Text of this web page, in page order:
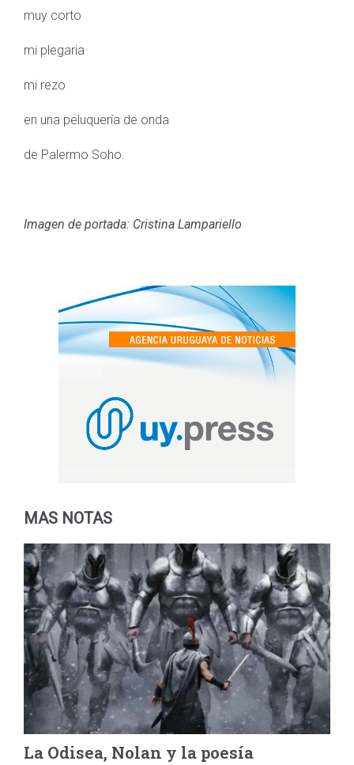
muy corto
mi plegaria
mi rezo
en una peluquería de onda
de Palermo Soho.
Imagen de portada: Cristina Lampariello
MAS NOTAS
La Odisea, Nolan y la poesía